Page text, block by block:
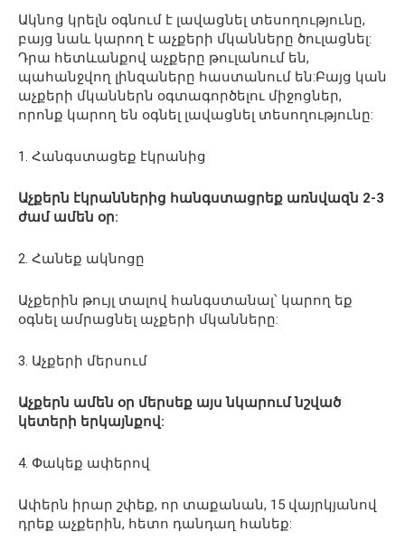
Ակնոց կրելն օգնում է լավացնել տեսողությունը,
բայց նաև կարող է աչքերի մկանները ծուլացնել:
Դրա հետևանքով աչքերը թուլանում են,
պահանջվող լինզաները հաստանում են:Բայց կան
աչքերի մկաններն օգտագործելու միջոցներ,
որոնք կարող են օգնել լավացնել տեսողությունը:
1. Հանգստացեք էկրանից
Աչքերն էկրաններից հանգստացրեք առնվազն 2-3
ժամ ամեն օր:
2. Հանեք ակնոցը
Աչքերին թույլ տալով հանգստանալ՝ կարող եք
օգնել ամրացնել աչքերի մկանները:
3. Աչքերի մերսում
Աչքերն ամեն օր մերսեք այս նկարում նշված
կետերի երկայնքով:
4. Փակեք ափերով
Ափերն իրար շփեք, որ տաքանան, 15 վայրկյանով
դրեք աչքերին, հետո դանդաղ հանեք: